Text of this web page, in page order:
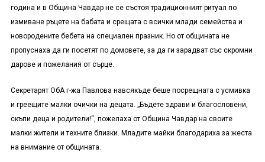
година и в Община Чавдар не се състоя традиционният ритуал по
измиване ръцете на бабата и срещата с всички млади семейства и
новородените бебета на специален празник. Но от общината не
пропуснаха да ги посетят по домовете, за да ги зарадват със скромни
дарове и пожелания от сърце.
Секретарят ОбА г-жа Павлова навсякъде беше посрещната с усмивка
и греещите малки очички на децата. „Бъдете здрави и благословени,
скъпи деца и родители!“, пожелаха от Община Чавдар на своите
малки жители и техните близки. Младите майки благодариха за жеста
на внимание от общината.